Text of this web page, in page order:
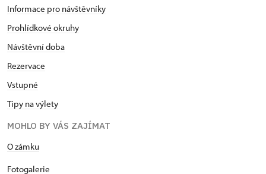
Informace pro návštěvníky
Prohlídkové okruhy
Návštěvní doba
Rezervace
Vstupné
Tipy na výlety
MOHLO BY VÁS ZAJÍMAT
O zámku
Fotogalerie